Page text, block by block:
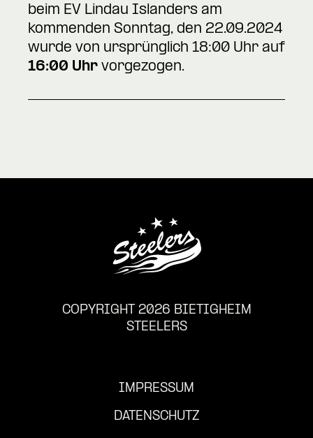
beim EV Lindau Islanders am
kommenden Sonntag, den 22.09.2024
wurde von ursprünglich 18:00 Uhr auf
16:00 Uhr vorgezogen.
COPYRIGHT 2026 BIETIGHEIM
STEELERS
IMPRESSUM
DATENSCHUTZ